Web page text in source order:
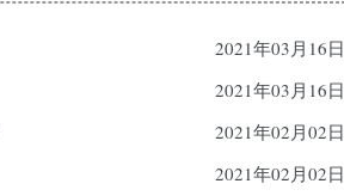
2021年03月16日
2021年03月16日
2021年02月02日
2021年02月02日